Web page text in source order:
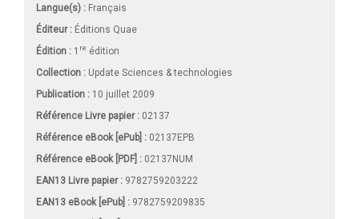
Langue(s) : Français
Éditeur : Éditions Quae
Édition : 1 re édition
Collection : Update Sciences & technologies
Publication : 10 juillet 2009
Référence Livre papier : 02137
Référence eBook [ePub] : 02137EPB
Référence eBook [PDF] : 02137NUM
EAN13 Livre papier : 9782759203222
EAN13 eBook [ePub] : 9782759209835